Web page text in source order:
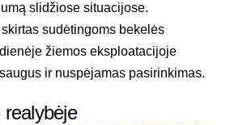
slidžiose situacijose.
sudėtingoms bekelės
žiemos eksploatacijoje
ir nuspėjamas pasirinkimas.